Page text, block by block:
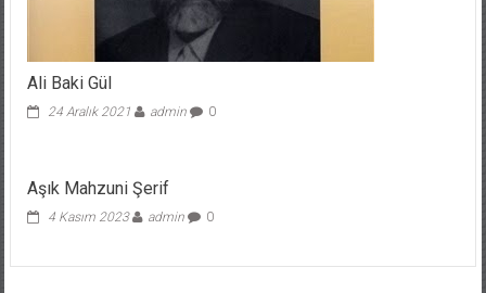
Ali Baki Gül
24 Aralık 2021 admin 0
Aşık Mahzuni Şerif
4 Kasım 2023 admin 0